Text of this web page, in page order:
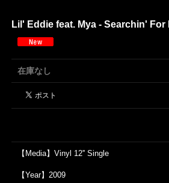
Lil' Eddie feat. Mya - Searchin'
在庫なし
【Media】Vinyl 12'' Single
【Year】2009